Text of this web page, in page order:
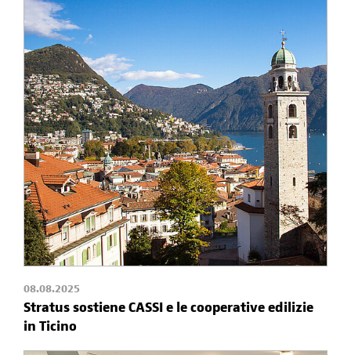
08.08.2025
Stratus sostiene CASSI e le cooperative edilizie
in Ticino